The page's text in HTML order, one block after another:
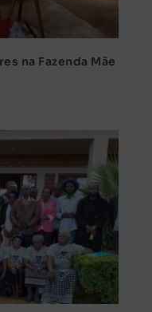
na Fazenda Mãe